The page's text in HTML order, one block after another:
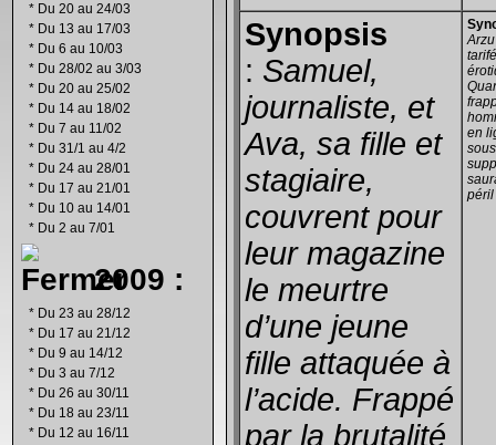
* Du 20 au 24/03
* Du 13 au 17/03
* Du 6 au 10/03
* Du 28/02 au 3/03
* Du 20 au 25/02
* Du 14 au 18/02
* Du 7 au 11/02
* Du 31/1 au 4/2
* Du 24 au 28/01
* Du 17 au 21/01
* Du 10 au 14/01
* Du 2 au 7/01
2009 :
* Du 23 au 28/12
* Du 17 au 21/12
* Du 9 au 14/12
* Du 3 au 7/12
* Du 26 au 30/11
* Du 18 au 23/11
* Du 12 au 16/11
Synopsis
: Samuel,
journaliste, et
Ava, sa fille et
stagiaire,
couvrent pour
leur magazine
le meurtre
d’une jeune
fille attaquée à
l’acide. Frappé
par la brutalité
en
péril